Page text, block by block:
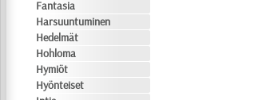
Fantasia
Harsuuntuminen
Hedelmät
Hohloma
Hymiöt
Hyönteiset